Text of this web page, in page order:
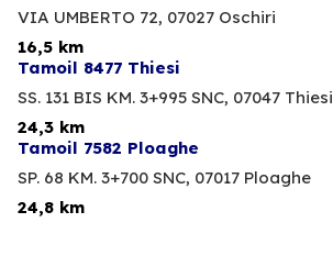
VIA UMBERTO 72, 07027 Oschiri
16,5 km
Tamoil 8477 Thiesi
SS. 131 BIS KM. 3+995 SNC, 07047 Thiesi
24,3 km
Tamoil 7582 Ploaghe
SP. 68 KM. 3+700 SNC, 07017 Ploaghe
24,8 km